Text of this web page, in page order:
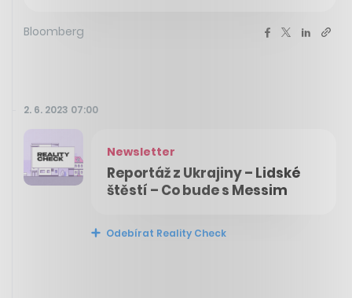
Bloomberg
2. 6. 2023 07:00
Newsletter
Reportáž z Ukrajiny – Lidské
štěstí – Co bude s Messim
Odebírat Reality Check